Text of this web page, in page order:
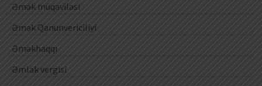
Əmək müqaviləsi
Əmək Qanunvericiliyi
Əməkhaqqı
Əmlak vergisi